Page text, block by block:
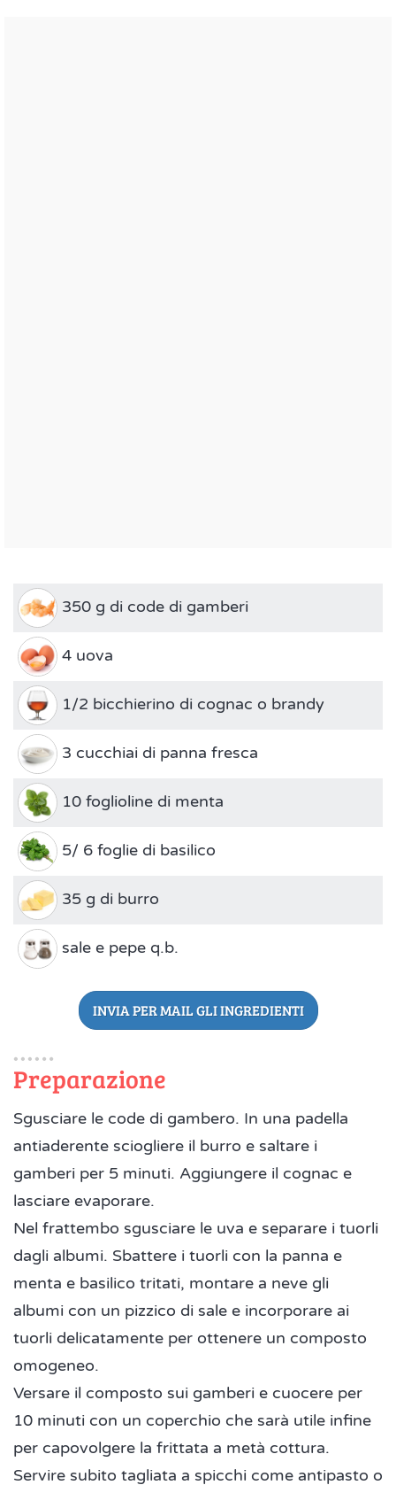
350 g di code di gamberi
4 uova
1/2 bicchierino di cognac o brandy
3 cucchiai di panna fresca
10 foglioline di menta
5/ 6 foglie di basilico
35 g di burro
sale e pepe q.b.
INVIA PER MAIL GLI INGREDIENTI
Preparazione
Sgusciare le code di gambero. In una padella
antiaderente sciogliere il burro e saltare i
gamberi per 5 minuti. Aggiungere il cognac e
lasciare evaporare.
Nel frattembo sgusciare le uva e separare i tuorli
dagli albumi. Sbattere i tuorli con la panna e
menta e basilico tritati, montare a neve gli
albumi con un pizzico di sale e incorporare ai
tuorli delicatamente per ottenere un composto
omogeneo.
Versare il composto sui gamberi e cuocere per
10 minuti con un coperchio che sarà utile infine
per capovolgere la frittata a metà cottura.
Servire subito tagliata a spicchi come antipasto o